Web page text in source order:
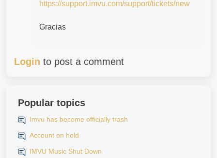
https://support.imvu.com/support/tickets/new
Gracias
Login to post a comment
Popular topics
Imvu has become officially trash
Account on hold
IMVU Music Shut Down